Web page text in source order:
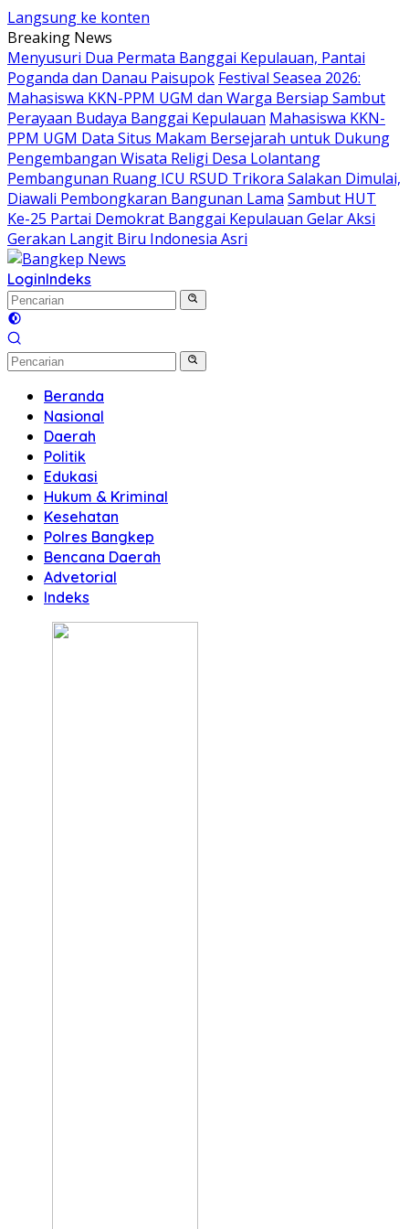
Langsung ke konten
Breaking News
Menyusuri Dua Permata Banggai Kepulauan, Pantai
Poganda dan Danau Paisupok Festival Seasea 2026:
Mahasiswa KKN-PPM UGM dan Warga Bersiap Sambut
Perayaan Budaya Banggai Kepulauan Mahasiswa KKN-
PPM UGM Data Situs Makam Bersejarah untuk Dukung
Pengembangan Wisata Religi Desa Lolantang
Pembangunan Ruang ICU RSUD Trikora Salakan Dimulai,
Diawali Pembongkaran Bangunan Lama Sambut HUT
Ke-25 Partai Demokrat Banggai Kepulauan Gelar Aksi
Gerakan Langit Biru Indonesia Asri
LoginIndeks
Beranda
Nasional
Daerah
Politik
Edukasi
Hukum & Kriminal
Kesehatan
Polres Bangkep
Bencana Daerah
Advetorial
Indeks